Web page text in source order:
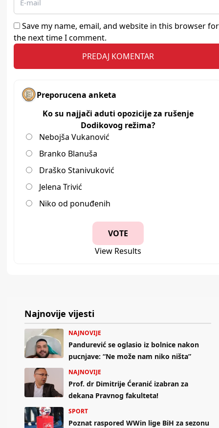
Save my name, email, and website in this browser for
the next time I comment.
Preporucena anketa
Ko su najjači aduti opozicije za rušenje
Dodikovog režima?
Nebojša Vukanović
Branko Blanuša
Draško Stanivuković
Jelena Trivić
Niko od ponuđenih
View Results
Najnovije vijesti
NAJNOVIJE
Pandurević se oglasio iz bolnice nakon
pucnjave: “Ne može nam niko ništa”
NAJNOVIJE
Prof. dr Dimitrije Ćeranić izabran za
dekana Pravnog fakulteta!
SPORT
Poznat raspored WWin lige BiH za sezonu